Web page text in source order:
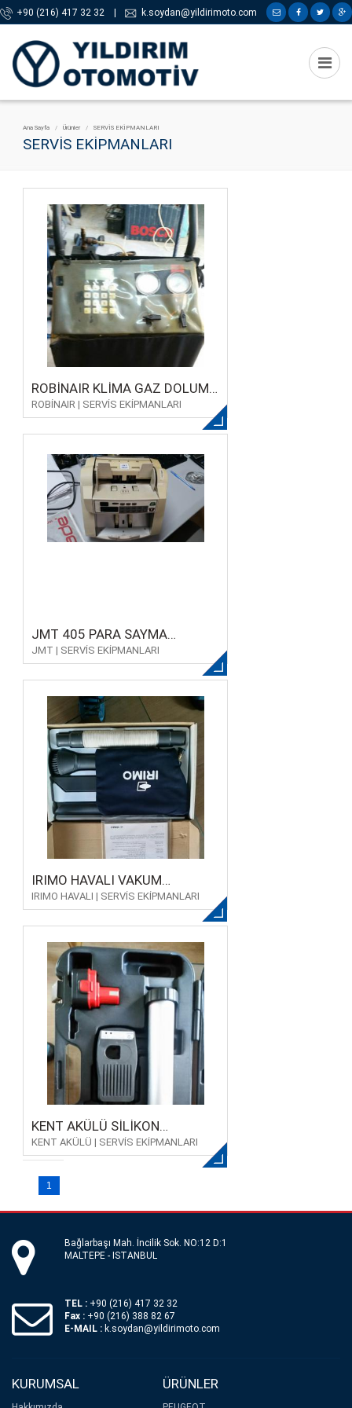
+90 (216) 417 32 32 k.soydan@yildirimoto.com
Ana Sayfa Ürünler SERVİS EKİPMANLARI
SERVİS EKİPMANLARI
ROBİNAIR KLİMA GAZ DOLUM
MAKİNESİ
ROBİNAIR | SERVİS EKİPMANLARI
JMT 405 PARA SAYMA
MAKİNESİ
JMT | SERVİS EKİPMANLARI
IRIMO HAVALI VAKUM
TABANCASI
IRIMO HAVALI | SERVİS EKİPMANLARI
KENT AKÜLÜ SİLİKON
TABANCASI
KENT AKÜLÜ | SERVİS EKİPMANLARI
1
Bağlarbaşı Mah. İncilik Sok. NO:12 D:1
MALTEPE - ISTANBUL
TEL : +90 (216) 417 32 32
Fax : +90 (216) 388 82 67
E-MAIL : k.soydan@yildirimoto.com
KURUMSAL ÜRÜNLER